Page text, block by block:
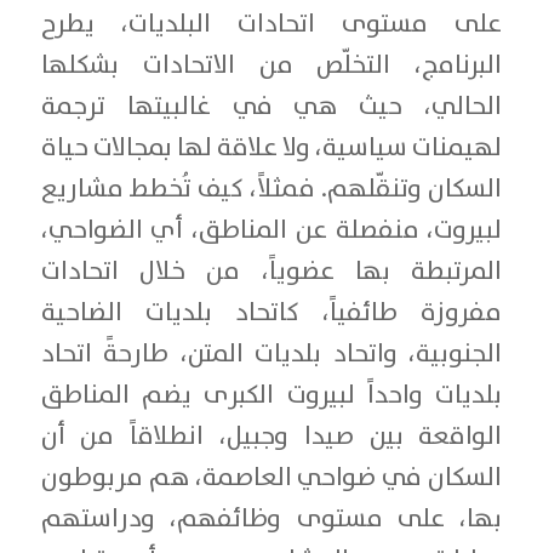
على مستوى اتحادات البلديات، يطرح
البرنامج، التخلّص من الاتحادات بشكلها
الحالي، حيث هي في غالبيتها ترجمة
لهيمنات سياسية، ولا علاقة لها بمجالات حياة
السكان وتنقّلهم. فمثلاً، كيف تُخطط مشاريع
لبيروت، منفصلة عن المناطق، أي الضواحي،
المرتبطة بها عضوياً، من خلال اتحادات
مفروزة طائفياً، كاتحاد بلديات الضاحية
الجنوبية، واتحاد بلديات المتن، طارحةً اتحاد
بلديات واحداً لبيروت الكبرى يضم المناطق
الواقعة بين صيدا وجبيل، انطلاقاً من أن
السكان في ضواحي العاصمة، هم مربوطون
بها، على مستوى وظائفهم، ودراستهم